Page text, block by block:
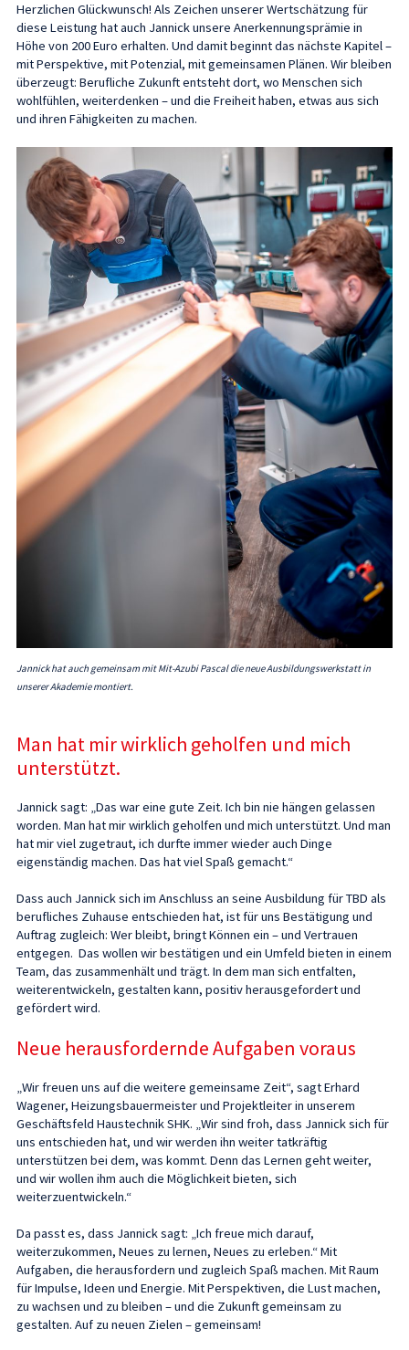
Herzlichen Glückwunsch! Als Zeichen unserer Wertschätzung für
diese Leistung hat auch Jannick unsere Anerkennungsprämie in
Höhe von 200 Euro erhalten. Und damit beginnt das nächste Kapitel –
mit Perspektive, mit Potenzial, mit gemeinsamen Plänen. Wir bleiben
überzeugt: Berufliche Zukunft entsteht dort, wo Menschen sich
wohlfühlen, weiterdenken – und die Freiheit haben, etwas aus sich
und ihren Fähigkeiten zu machen.
Jannick hat auch gemeinsam mit Mit-Azubi Pascal die neue Ausbildungswerkstatt in
unserer Akademie montiert.
Man hat mir wirklich geholfen und mich
unterstützt.
Jannick sagt: „Das war eine gute Zeit. Ich bin nie hängen gelassen
worden. Man hat mir wirklich geholfen und mich unterstützt. Und man
hat mir viel zugetraut, ich durfte immer wieder auch Dinge
eigenständig machen. Das hat viel Spaß gemacht.“
Dass auch Jannick sich im Anschluss an seine Ausbildung für TBD als
berufliches Zuhause entschieden hat, ist für uns Bestätigung und
Auftrag zugleich: Wer bleibt, bringt Können ein – und Vertrauen
entgegen. Das wollen wir bestätigen und ein Umfeld bieten in einem
Team, das zusammenhält und trägt. In dem man sich entfalten,
weiterentwickeln, gestalten kann, positiv herausgefordert und
gefördert wird.
Neue herausfordernde Aufgaben voraus
„Wir freuen uns auf die weitere gemeinsame Zeit“, sagt Erhard
Wagener, Heizungsbauermeister und Projektleiter in unserem
Geschäftsfeld Haustechnik SHK. „Wir sind froh, dass Jannick sich für
uns entschieden hat, und wir werden ihn weiter tatkräftig
unterstützen bei dem, was kommt. Denn das Lernen geht weiter,
und wir wollen ihm auch die Möglichkeit bieten, sich
weiterzuentwickeln.“
Da passt es, dass Jannick sagt: „Ich freue mich darauf,
weiterzukommen, Neues zu lernen, Neues zu erleben.“ Mit
Aufgaben, die herausfordern und zugleich Spaß machen. Mit Raum
für Impulse, Ideen und Energie. Mit Perspektiven, die Lust machen,
zu wachsen und zu bleiben – und die Zukunft gemeinsam zu
gestalten. Auf zu neuen Zielen – gemeinsam!